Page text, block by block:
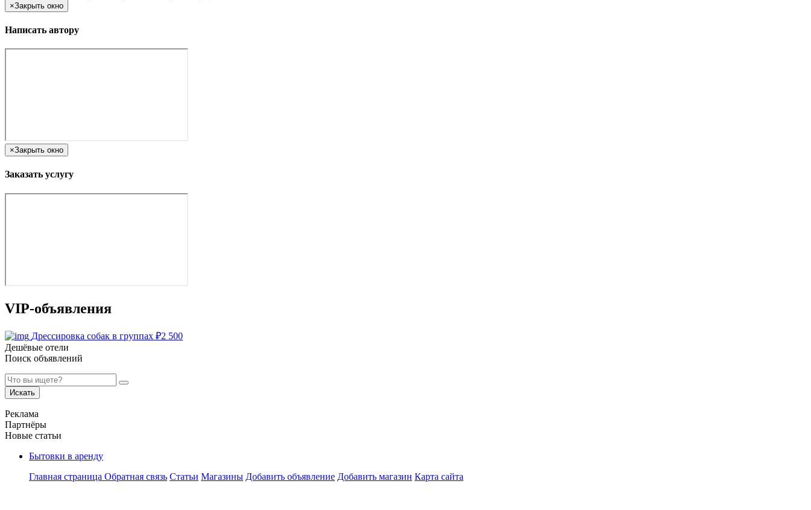
×Закрыть окно
Написать автору
×Закрыть окно
Заказать услугу
VIP-объявления
Дрессировка собак в группах ₽2 500
Дешёвые отели
Поиск объявлений
Искать
Реклама
Партнёры
Новые статьи
Бытовки в аренду
Главная страница Обратная связь Статьи Магазины Добавить объявление Добавить магазин Карта сайта